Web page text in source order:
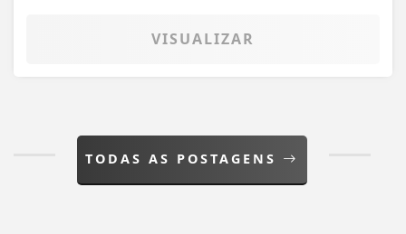
VISUALIZAR
TODAS AS POSTAGENS